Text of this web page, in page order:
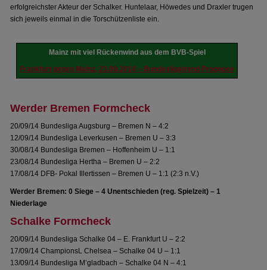
erfolgreichster Akteur der Schalker. Huntelaar, Höwedes und Draxler trugen
sich jeweils einmal in die Torschützenliste ein.
Mainz mit viel Rückenwind aus dem BVB-Spiel
Frankfurt gegen Mainz, 23.09.2014 – Bundesligatrend Prognose
Werder Bremen Formcheck
20/09/14 Bundesliga Augsburg – Bremen N – 4:2
12/09/14 Bundesliga Leverkusen – Bremen U – 3:3
30/08/14 Bundesliga Bremen – Hoffenheim U – 1:1
23/08/14 Bundesliga Hertha – Bremen U – 2:2
17/08/14 DFB- Pokal Illertissen – Bremen U – 1:1 (2:3 n.V.)
Werder Bremen: 0 Siege – 4 Unentschieden (reg. Spielzeit) – 1
Niederlage
Schalke Formcheck
20/09/14 Bundesliga Schalke 04 – E. Frankfurt U – 2:2
17/09/14 ChampionsL Chelsea – Schalke 04 U – 1:1
13/09/14 Bundesliga M’gladbach – Schalke 04 N – 4:1